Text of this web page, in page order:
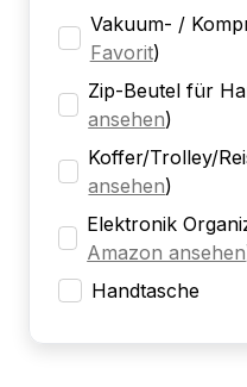
Vakuum- /
Favorit)
Zip-Beutel für
ansehen)
Koffer/Trolley/
ansehen)
Elektronik
Amazon ansehen
Handtasche